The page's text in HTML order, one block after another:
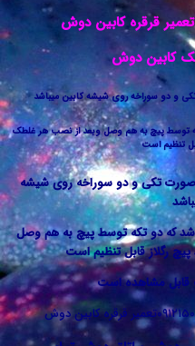
دوش
شیشه کابین میباشد
وصل وبعد از نصب هر غلطک
سوراخه روی شیشه
توسط پیچ به هم وصل
تنظیم است
است